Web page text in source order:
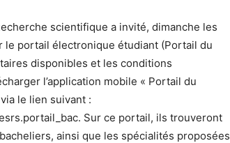
scientifique a invité, dimanche les
le portail électronique étudiant (Portail du
disponibles et les conditions
l’application mobile « Portail du
le lien suivant :
Sur ce portail, ils trouveront
ainsi que les spécialités proposées